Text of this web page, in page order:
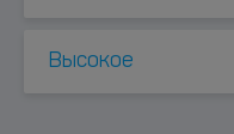
Высокое